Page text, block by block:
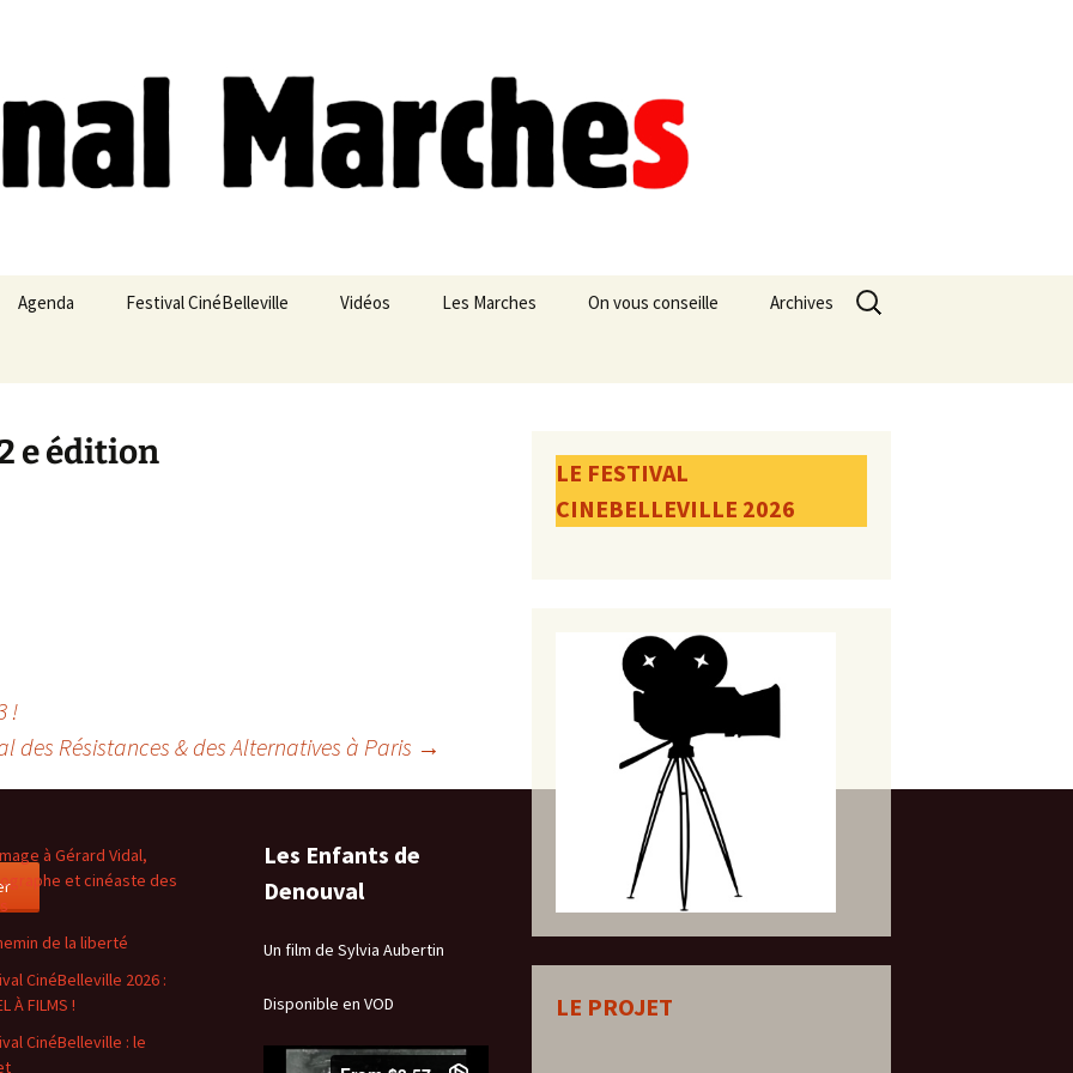
Agenda Festival CinéBelleville Vidéos Les Marches On vous conseille Archives
Rechercher :
e édition
!
des Résistances & des Alternatives à Paris →
LE FESTIVAL
CINEBELLEVILLE 2026
LE PROJET
à Gérard Vidal,
et cinéaste des
de la liberté
CinéBelleville 2026 :
À FILMS !
CinéBelleville : le
Les Enfants de
Denouval
Un film de Sylvia Aubertin
Disponible en VOD